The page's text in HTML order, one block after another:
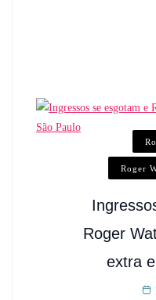
Roger
Roger
extra